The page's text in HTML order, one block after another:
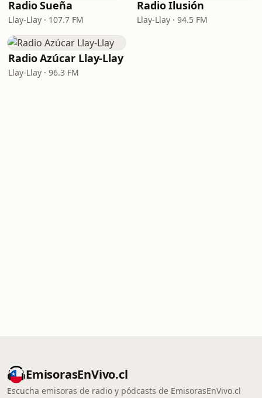
Radio Sueña
Llay-Llay · 107.7 FM
Radio Ilusión
Llay-Llay · 94.5 FM
Radio Azúcar Llay-Llay
Llay-Llay · 96.3 FM
EmisorasEnVivo.cl
Escucha emisoras de radio y pódcasts de EmisorasEnVivo.cl